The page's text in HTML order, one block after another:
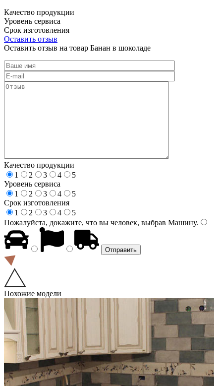
Качество продукции
Уровень сервиса
Срок изготовления
Оставить отзыв
Оставить отзыв на товар Банан в шоколаде
Качество продукции
1
2 3 4
5
Уровень сервиса
1
2 3 4
5
Срок изготовления
1
2 3 4
5
Пожалуйста, докажите, что вы человек, выбрав Машину.
Похожие модели